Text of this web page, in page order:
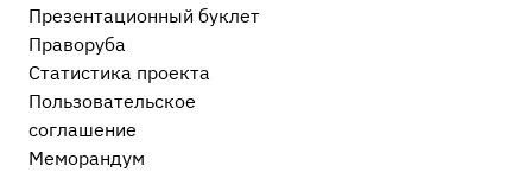
Презентационный букл​ет
Праворуба
Статистика проекта
Пользовательское
соглашение
Меморандум